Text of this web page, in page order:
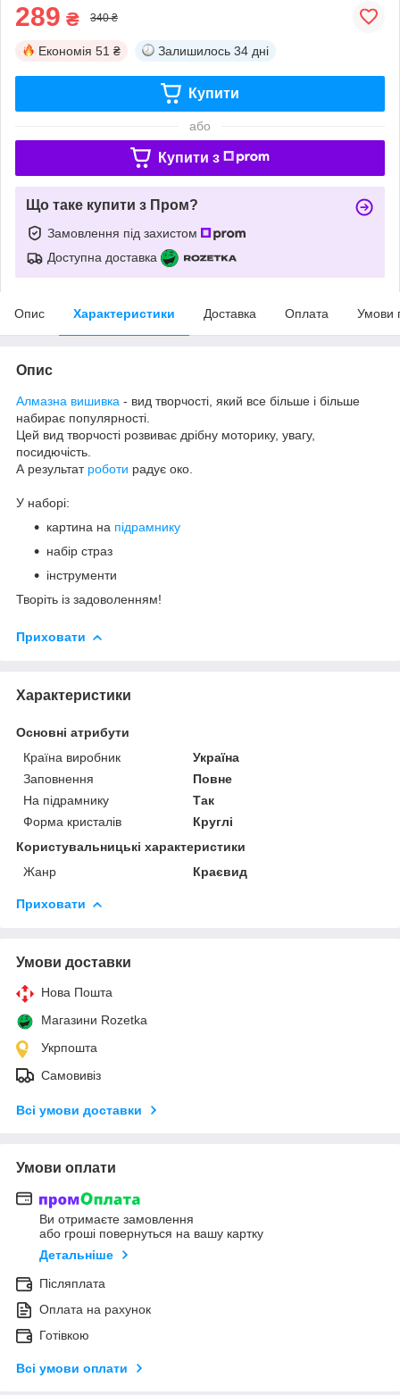
289 ₴ 340 ₴
Економія 51 ₴ Залишилось 34 дні
Купити
або
Купити з
Що таке купити з Пром?
Замовлення під захистом
Доступна доставка
Опис Характеристики Доставка Оплата Умови
Опис
Алмазна вишивка - вид творчості, який все більше і більше
набирає популярності.
Цей вид творчості розвиває дрібну моторику, увагу,
посидючість.
А результат роботи радує око.
У наборі:
картина на підрамнику
набір страз
інструменти
Творіть із задоволенням!
Приховати
Характеристики
Основні атрибути
Країна виробник
Україна
Заповнення
Повне
На підрамнику
Так
Форма кристалів
Круглі
Користувальницькі характеристики
Жанр
Краєвид
Приховати
Умови доставки
Нова Пошта
Магазини Rozetka
Укрпошта
Самовивіз
Всі умови доставки
Умови оплати
Ви отримаєте замовлення
або гроші повернуться на вашу картку
Детальніше
Післяплата
Оплата на рахунок
Готівкою
Всі умови оплати